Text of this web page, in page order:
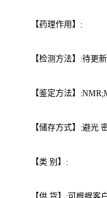
【药理作用】:
【检测方法】:待更新
【鉴定方法】
【储存方式】:避光
【类 别】: